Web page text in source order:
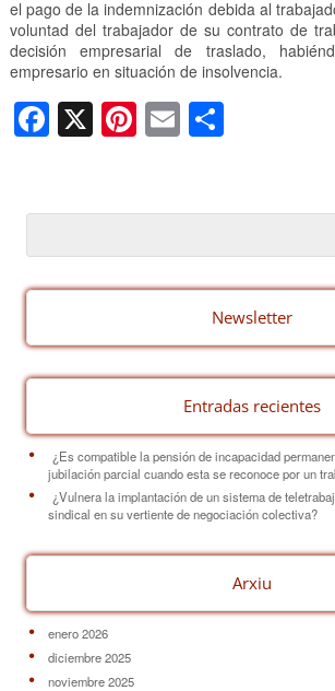
el pago de la indemnización debida al
voluntad del trabajador de su contrato de
decisión empresarial de traslado,
empresario en situación de insolvencia.
F
a
e
b
o
k
X Pi
nt
e
st
E
m
C
p
ar
tir
Newsletter
Entradas recientes
¿Es compatible la pensión de incapacidad
jubilación parcial cuando esta se reconoce por un
¿Vulnera la implantación de un sistema de
sindical en su vertiente de negociación colectiva?
Arxiu
enero 2026
diciembre 2025
noviembre 2025